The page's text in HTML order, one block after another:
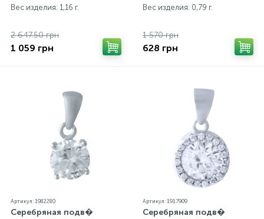
Вес изделия: 1,16 г.
2 647.50 грн
1 059 грн
Вес изделия: 0,79 г.
1 570 грн
628 грн
Артикул: 1982280
Серебряная подв�
Артикул: 1917909
Серебряная подв�